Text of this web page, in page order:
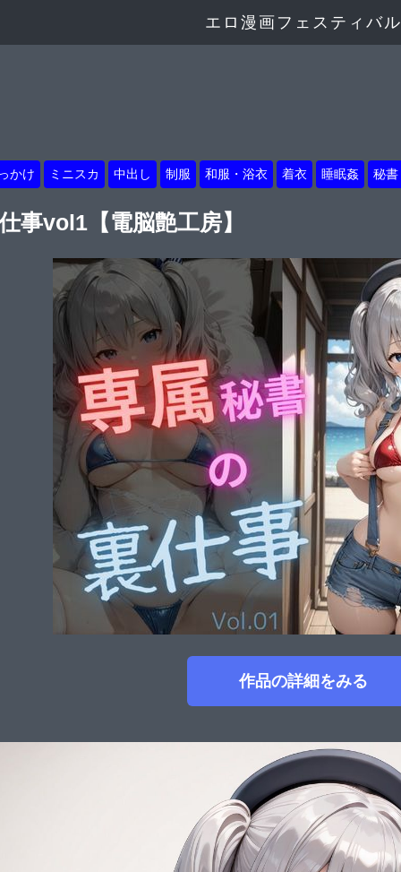
エロ漫画フェスティバル
かけ ミニスカ 中出し 制服 和服・浴衣 着衣 睡眠姦 秘書
事vol1【電脳艶工房】
作品の詳細をみる